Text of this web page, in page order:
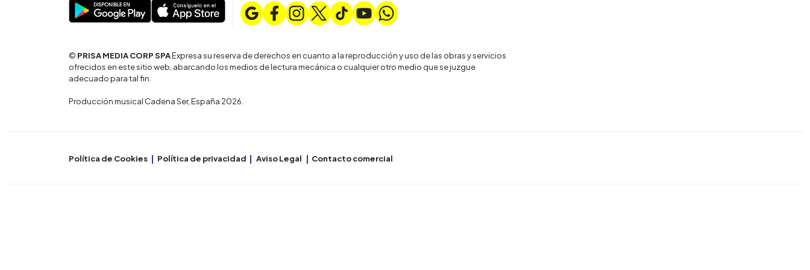
© PRISA MEDIA CORP SPAExpresa su reserva de derechos en cuanto a la reproducción y uso de las obras y servicios
ofrecidos en este sitio web, abarcando los medios de lectura mecánica o cualquier otro medio que se juzgue
adecuado para tal fin.
Producción musical Cadena Ser, España 2026.
Política de Cookies Política de privacidad Aviso Legal Contacto comercial